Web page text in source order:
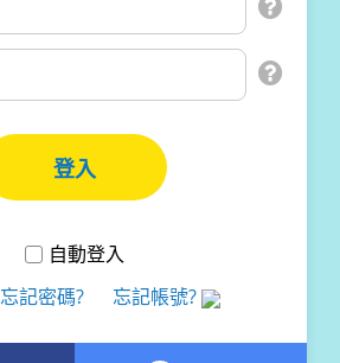
自動登入
忘記密碼?
忘記帳號?